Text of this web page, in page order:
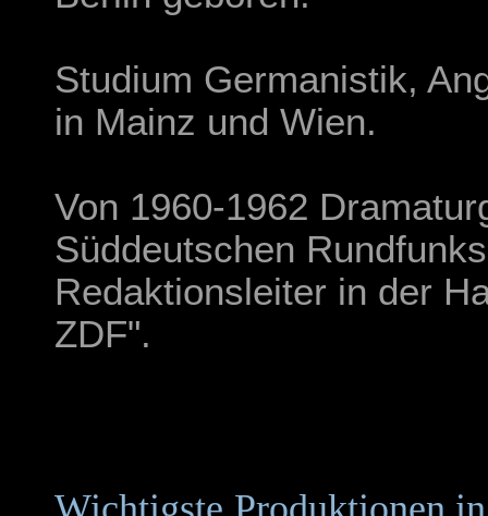
Studium Germanistik,
in Mainz und Wien.
Von 1960-1962
Süddeutschen
Redaktionsleiter in der
ZDF".